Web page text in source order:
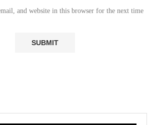
and website in this browser for the next time